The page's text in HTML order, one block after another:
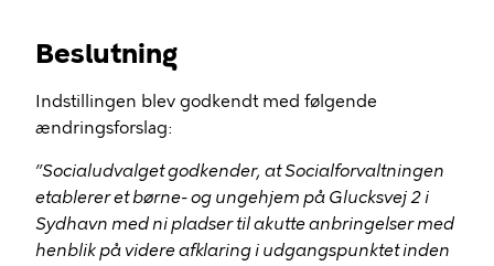
Beslutning
Indstillingen blev godkendt med følgende
ændringsforslag:
”Socialudvalget godkender, at Socialforvaltningen
etablerer et børne- og ungehjem på Glucksvej 2 i
Sydhavn med ni pladser til akutte anbringelser med
henblik på videre afklaring i udgangspunktet inden